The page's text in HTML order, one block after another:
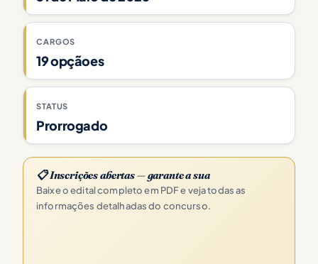
CARGOS
19 opçãoes
STATUS
Prorrogado
📋 Inscrições abertas — garante a sua
Baixe o edital completo em PDF e veja todas as
informações detalhadas do concurso.